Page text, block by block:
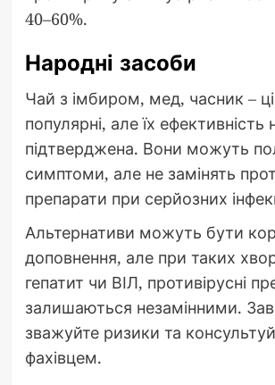
40–60%.
Народні засоби
Чай з імбиром, мед, часник –
популярні, але їх ефективність
підтверджена. Вони можуть
симптоми, але не замінять
препарати при серйозних
Альтернативи можуть бути
доповнення, але при таких
гепатит чи ВІЛ, противірусні
залишаються незамінними.
зважуйте ризики та
фахівцем.